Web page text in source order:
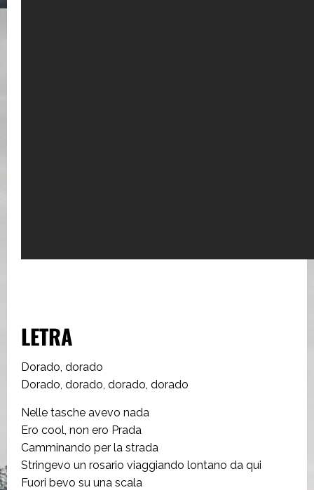
LETRA
Dorado, dorado
Dorado, dorado, dorado, dorado
Nelle tasche avevo nada
Ero cool, non ero Prada
Camminando per la strada
Stringevo un rosario viaggiando lontano da qui
Fuori bevo su una scala